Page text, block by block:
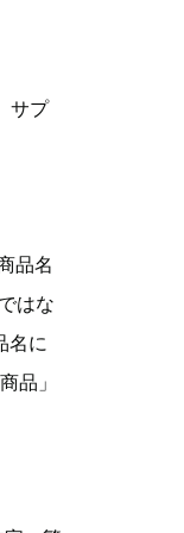
サプ
品名
はな
名に
品」